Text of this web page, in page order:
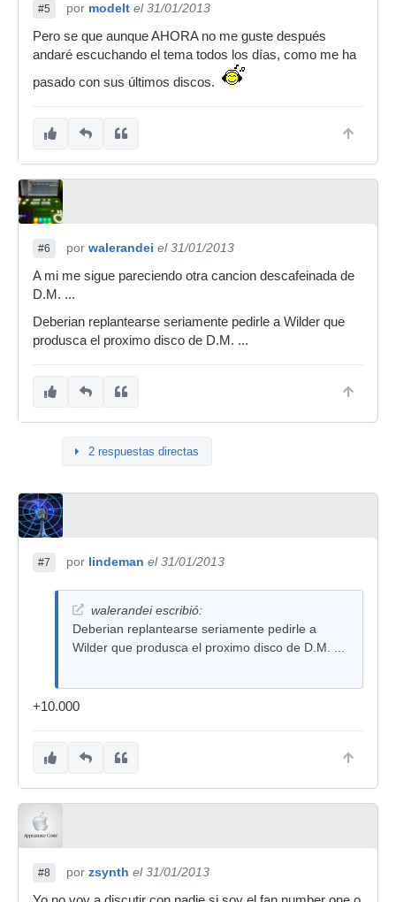
#5 por modelt el 31/01/2013
Pero se que aunque AHORA no me guste después
andaré escuchando el tema todos los días, como me ha
pasado con sus últimos discos.
#6 por walerandei el 31/01/2013
A mi me sigue pareciendo otra cancion descafeinada de
D.M. ...
Deberian replantearse seriamente pedirle a Wilder que
produsca el proximo disco de D.M. ...
2 respuestas directas
#7 por lindeman el 31/01/2013
walerandei escribió:
Deberian replantearse seriamente pedirle a
Wilder que produsca el proximo disco de D.M. ...
+10.000
#8 por zsynth el 31/01/2013